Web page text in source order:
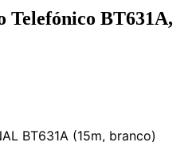
Telefónico BT631A,
BT631A (15m, branco)